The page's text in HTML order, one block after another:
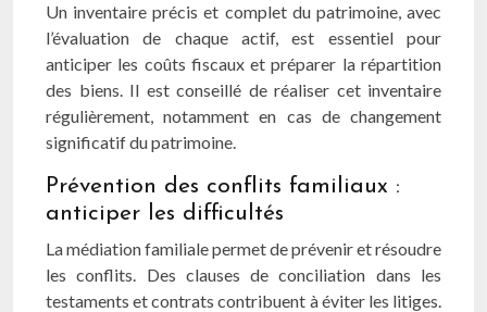
Un inventaire précis et complet du patrimoine, avec
l’évaluation de chaque actif, est essentiel pour
anticiper les coûts fiscaux et préparer la répartition
des biens. Il est conseillé de réaliser cet inventaire
régulièrement, notamment en cas de changement
significatif du patrimoine.
Prévention des conflits familiaux :
anticiper les difficultés
La médiation familiale permet de prévenir et résoudre
les conflits. Des clauses de conciliation dans les
testaments et contrats contribuent à éviter les litiges.